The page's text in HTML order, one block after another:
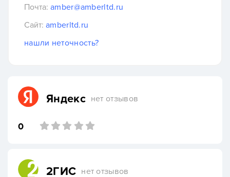
Почта: amber@amberltd.ru
Сайт: amberltd.ru
нашли неточность?
Яндекс нет отзывов
0
2ГИС нет отзывов